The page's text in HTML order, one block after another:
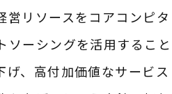
営リソースをコアコンピタ
ソーシングを活用すること
げ、高付加価値なサービス